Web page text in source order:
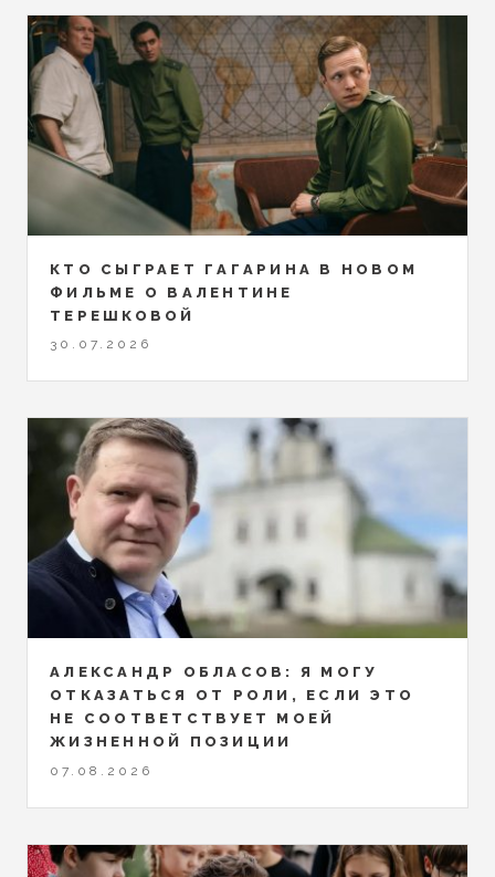
КТО СЫГРАЕТ ГАГАРИНА В НОВОМ
ФИЛЬМЕ О ВАЛЕНТИНЕ
ТЕРЕШКОВОЙ
30.07.2026
АЛЕКСАНДР ОБЛАСОВ: Я МОГУ
ОТКАЗАТЬСЯ ОТ РОЛИ, ЕСЛИ ЭТО
НЕ СООТВЕТСТВУЕТ МОЕЙ
ЖИЗНЕННОЙ ПОЗИЦИИ
07.08.2026